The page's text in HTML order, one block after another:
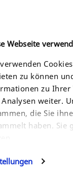
Webseite
zu können
zu Ihrer
weiter.
die Sie
haben. Sie
SOLUTIONS